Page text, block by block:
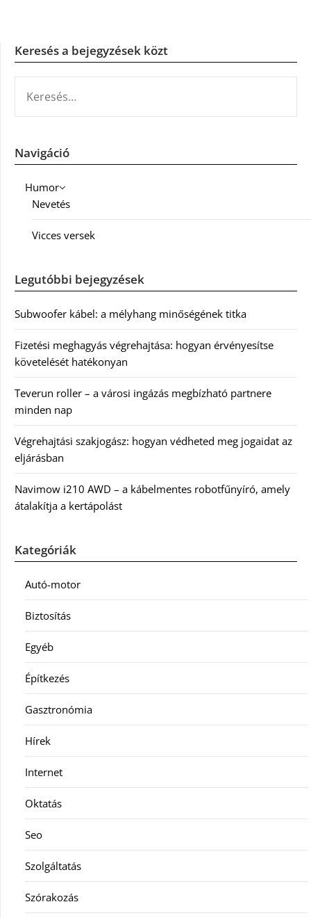
Keresés a bejegyzések közt
Navigáció
Humor
Nevetés
Vicces versek
Legutóbbi bejegyzések
Subwoofer kábel: a mélyhang minőségének titka
Fizetési meghagyás végrehajtása: hogyan érvényesítse
követelését hatékonyan
Teverun roller – a városi ingázás megbízható partnere
minden nap
Végrehajtási szakjogász: hogyan védheted meg jogaidat az
eljárásban
Navimow i210 AWD – a kábelmentes robotfűnyíró, amely
átalakítja a kertápolást
Kategóriák
Autó-motor
Biztosítás
Egyéb
Építkezés
Gasztronómia
Hírek
Internet
Oktatás
Seo
Szolgáltatás
Szórakozás